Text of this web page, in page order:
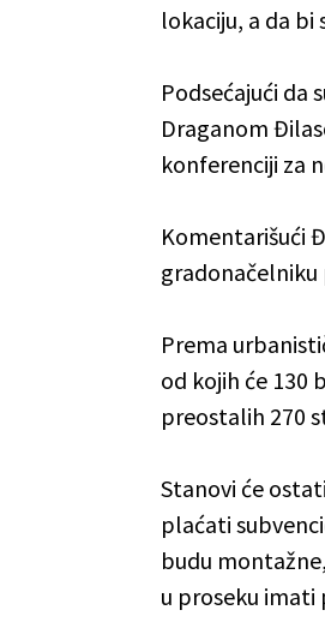
lokaciju, a da
Podsećajući da
Draganom
konferenciji za
Komentarišući
gradonačelniku
Prema
od kojih će 130
preostalih 270
Stanovi će
plaćati
budu
u proseku imati